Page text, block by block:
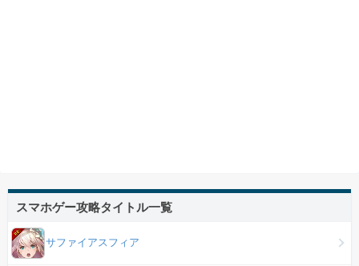
スマホゲー攻略タイトル一覧
サファイアスフィア